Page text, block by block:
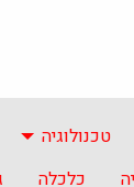
טכנולוגיה
כלכלה